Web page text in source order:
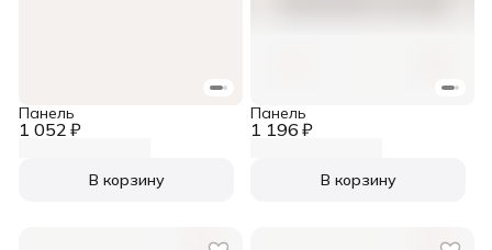
1 052 ₽
Панель
В корзину
1 196 ₽
Панель
В корзину